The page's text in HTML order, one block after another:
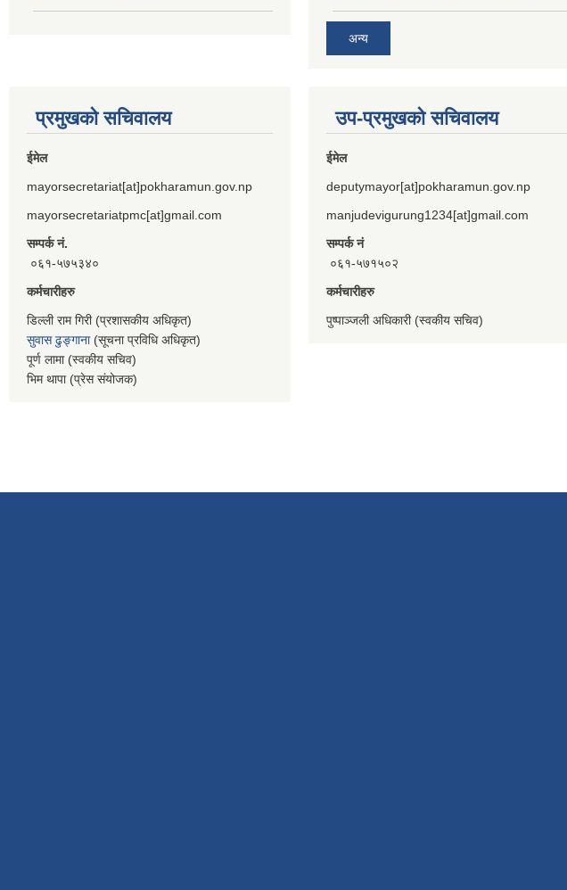
अन्य
प्रमुखको सचिवालय
ईमेल
mayorsecretariat[at]pokharamun.gov.np
mayorsecretariatpmc[at]gmail.com
सम्पर्क नं.
०६१-५७५३४०
कर्मचारीहरु
डिल्ली राम गिरी (प्रशासकीय अधिकृत)
सुवास ढुङ्गाना(सूचना प्रविधि अधिकृत)
पूर्ण लामा (स्वकीय सचिव)
भिम थापा (प्रेस संयोजक)
उप-प्रमुखको सचिवालय
ईमेल
deputymayor[at]pokharamun.gov.np
manjudevigurung1234[at]gmail.com
सम्पर्क नं
०६१-५७१५०२
कर्मचारीहरु
पुष्पाञ्जली अधिकारी (स्वकीय सचिव)